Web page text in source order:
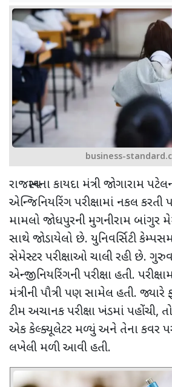
business-
રાજસ્થાનના કાયદા મંત્રી જોગારામ
એન્જિનિયરિંગ પરીક્ષામાં નકલ
મામલો જોધપુરની મુગનીરામ બાંગુર
સાથે જોડાયેલો છે. યુનિવર્સિટી
સેમેસ્ટર પરીક્ષાઓ ચાલી રહી છે.
એન્જીનિયરિંગની પરીક્ષા હતી.
મંત્રીની પૌત્રી પણ સામેલ હતી. જ્યારે
ટીમ અચાનક પરીક્ષા ખંડમાં પહોંચી,
એક કેલ્ક્યૂલેટર મળ્યું અને તેના કવર
લખેલી મળી આવી હતી.